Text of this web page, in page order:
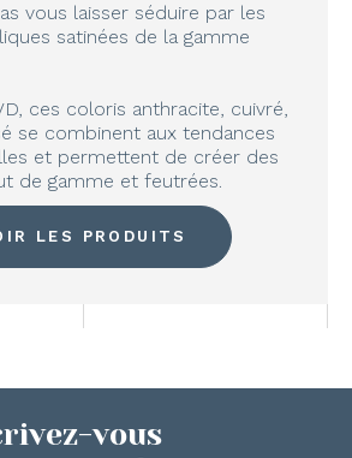
vous laisser séduire par les
satinées de la gamme
ces coloris anthracite, cuivré,
se combinent aux tendances
et permettent de créer des
de gamme et feutrées.
LES PRODUITS
vous